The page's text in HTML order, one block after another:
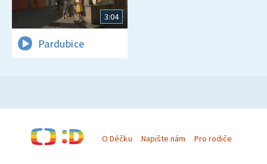
3:04
Pardubice
O Déčku Napište nám Pro rodiče